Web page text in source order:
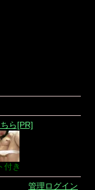
ら[PR]
付き
管理ログイン